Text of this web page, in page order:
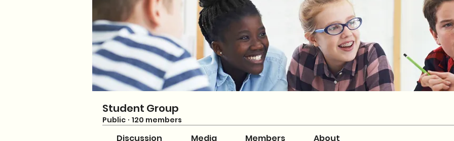
Student Group
Public · 120 members
Discussion Media Members About